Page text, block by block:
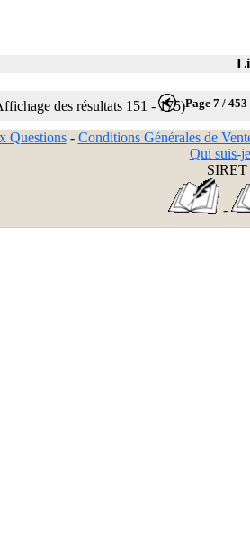
des résultats 151 - 175)Page 7 / 453
Questions- Conditions Générales de
Qui suis-
SIRET
-